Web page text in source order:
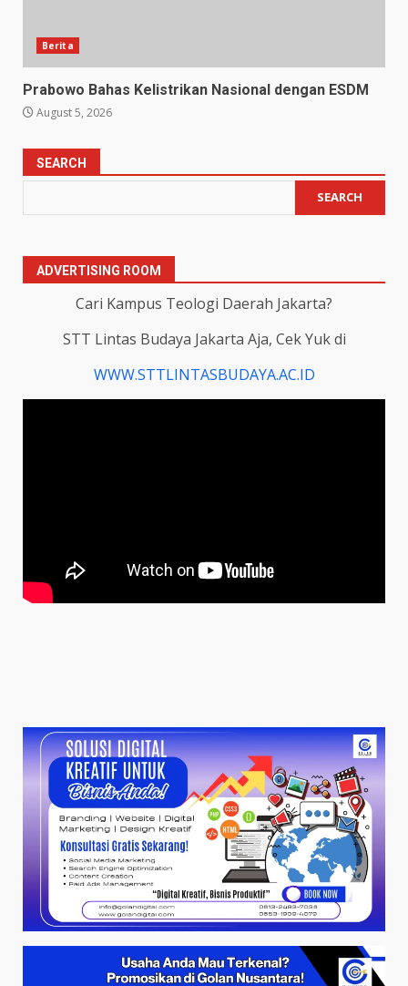
Berita
Prabowo Bahas Kelistrikan Nasional dengan ESDM
August 5, 2026
SEARCH
SEARCH
ADVERTISING ROOM
Cari Kampus Teologi Daerah Jakarta?
STT Lintas Budaya Jakarta Aja, Cek Yuk di
WWW.STTLINTASBUDAYA.AC.ID